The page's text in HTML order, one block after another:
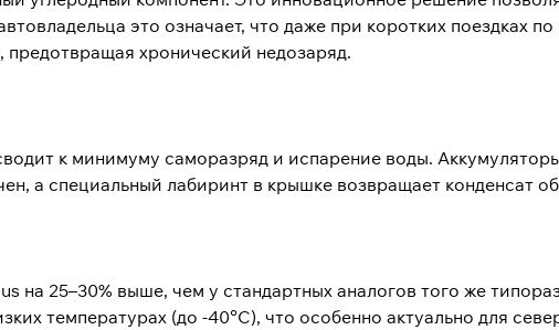
это означает, что даже при коротких поездках
хронический недозаряд.
к минимуму саморазряд и испарение воды.
а специальный лабиринт в крышке возвращает конденсат
на 25–30% выше, чем у стандартных аналогов того же
температурах (до -40°C), что особенно актуально для